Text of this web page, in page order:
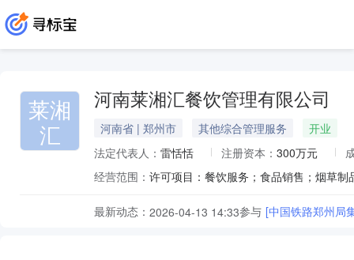
莱湘
汇
河南莱湘汇餐饮管理有限公司
河南省 | 郑州市 其他综合管理服务
开业
法定代表人： 雷恬恬 注册资本： 300万元
经营范围：
最新动态： 2026-04-13 14:33参与 [中国铁路郑州局